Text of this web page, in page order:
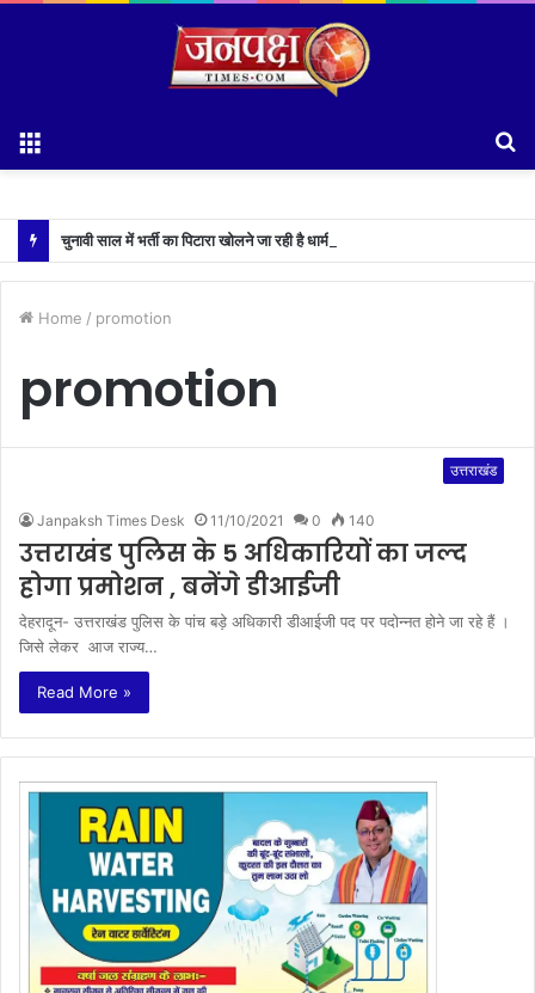
Home / promotion
promotion
उत्तराखंड
Janpaksh Times Desk 11/10/2021 0 140
उत्तराखंड पुलिस के 5 अधिकारियों का जल्द
होगा प्रमोशन , बनेंगे डीआईजी
देहरादून- उत्तराखंड पुलिस के पांच बड़े अधिकारी डीआईजी पद पर पदोन्नत होने जा रहे हैं ।
जिसे लेकर आज राज्य…
Read More »